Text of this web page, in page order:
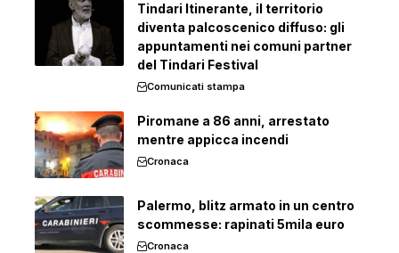
Tindari Itinerante, il territorio
diventa palcoscenico diffuso: gli
appuntamenti nei comuni partner
del Tindari Festival
Comunicati stampa
Piromane a 86 anni, arrestato
mentre appicca incendi
Cronaca
Palermo, blitz armato in un centro
scommesse: rapinati 5mila euro
Cronaca